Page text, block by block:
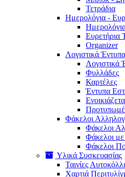
Τετράδια
Ημερολόγια -
Ευρετήρια
Organizer
Λογιστικά
Λογιστικά
Φυλλάδες
Καρτέλες
Έντυπα
Φάκελοι
Φάκελοι
Φάκελοι
Φάκελοι
Υλικά Συσκευασίας
Ταινίες
Χαρτιά